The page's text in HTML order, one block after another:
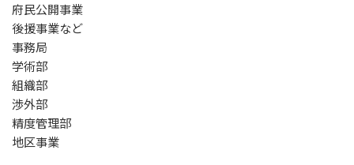
府民公開事業
後援事業など
事務局
学術部
組織部
渉外部
精度管理部
地区事業